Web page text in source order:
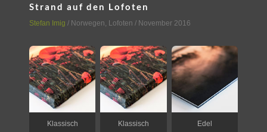
Strand auf den Lofoten
Stefan Imig / Norwegen, Lofoten / November 2016
Klassisch Klassisch Edel